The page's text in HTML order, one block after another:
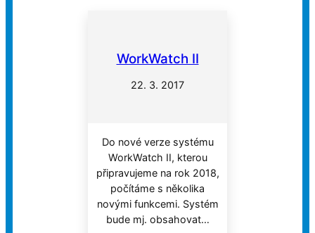
WorkWatch II
22. 3. 2017
Do nové verze systému
WorkWatch II, kterou
připravujeme na rok 2018,
počítáme s několika
novými funkcemi. Systém
bude mj. obsahovat…